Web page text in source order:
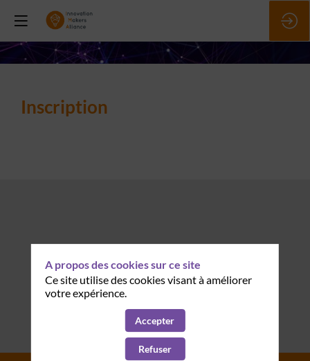
Inscription
A propos des cookies sur ce site
Ce site utilise des cookies visant à améliorer
votre expérience.
Accepter
Refuser